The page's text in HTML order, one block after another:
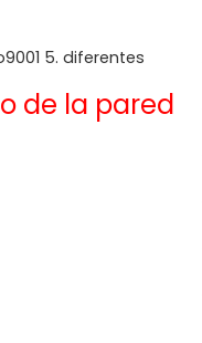
5. diferentes
de la pared